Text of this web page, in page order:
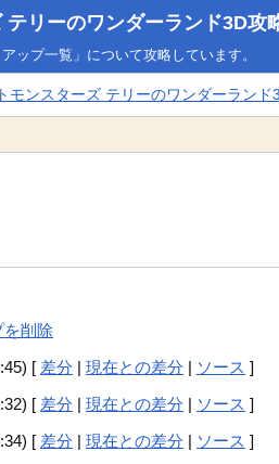
テリーのワンダーランド3D攻
ップ一覧」について攻略しています。
モンスターズ テリーのワンダーランド
を削除
[ 差分 |現在との差分 | ソース ]
[ 差分 |現在との差分 | ソース ]
[ 差分 |現在との差分 | ソース ]